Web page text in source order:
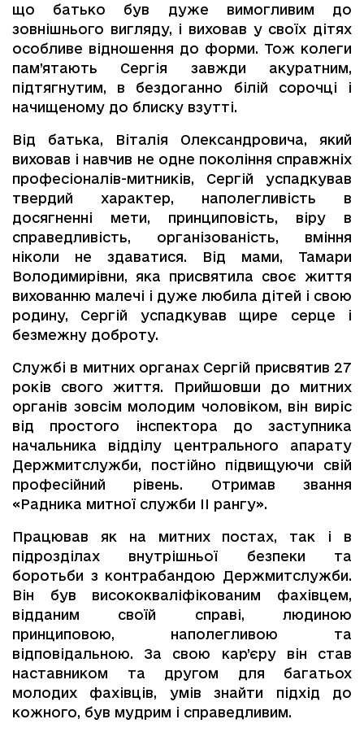
що батько був дуже вимогливим до
зовнішнього вигляду, і виховав у своїх дітях
особливе відношення до форми. Тож колеги
пам’ятають Сергія завжди акуратним,
підтягнутим, в бездоганно білій сорочці і
начищеному до блиску взутті.
Від батька, Віталія Олександровича, який
виховав і навчив не одне покоління справжніх
професіоналів-митників, Сергій успадкував
твердий характер, наполегливість в
досягненні мети, принциповість, віру в
справедливість, організованість, вміння
ніколи не здаватися. Від мами, Тамари
Володимирівни, яка присвятила своє життя
вихованню малечі і дуже любила дітей і свою
родину, Сергій успадкував щире серце і
безмежну доброту.
Службі в митних органах Сергій присвятив 27
років свого життя. Прийшовши до митних
органів зовсім молодим чоловіком, він виріс
від простого інспектора до заступника
начальника відділу центрального апарату
Держмитслужби, постійно підвищуючи свій
професійний рівень. Отримав звання
«Радника митної служби ІІ рангу».
Працював як на митних постах, так і в
підрозділах внутрішньої безпеки та
боротьби з контрабандою Держмитслужби.
Він був висококваліфікованим фахівцем,
відданим своїй справі, людиною
принциповою, наполегливою та
відповідальною. За свою кар’єру він став
наставником та другом для багатьох
молодих фахівців, умів знайти підхід до
кожного, був мудрим і справедливим.